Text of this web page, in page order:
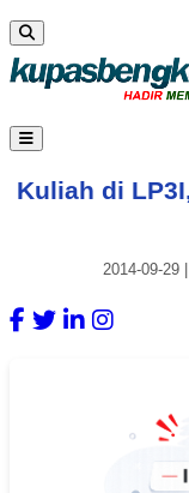
Kuliah di
2014-09-29|